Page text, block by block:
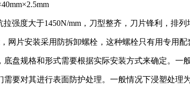
强度大于1450N/mm，刀型整齐，刀片锋利，排
网片安装采用防拆卸螺栓，这种螺栓只有用专用
盘规格和形式需要根据实际安装方式来确定。
要对其进行表面防护处理。一般情况下浸塑处